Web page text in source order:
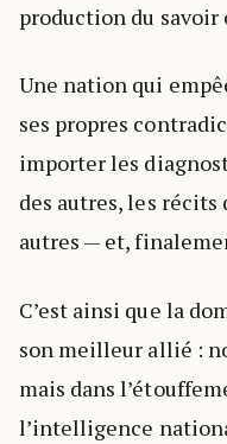
production du savoir
Une nation qui
ses propres
importer les
des autres, les récits
autres — et,
C’est ainsi que la
son meilleur allié :
mais dans
l’intelligence